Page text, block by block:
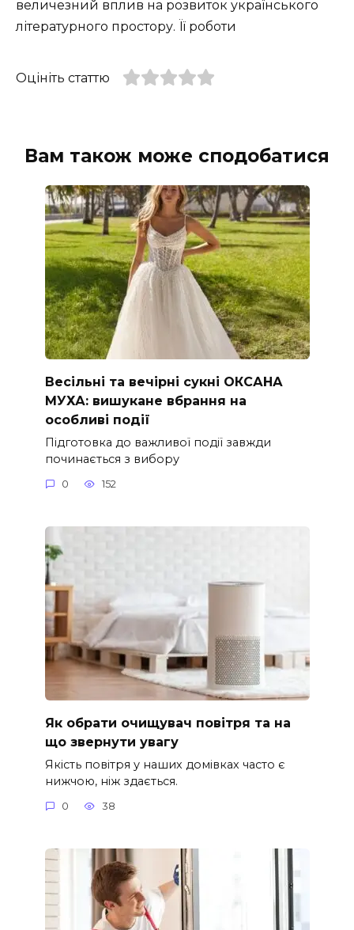
величезний вплив на розвиток українського
літературного простору. Її роботи
Оцініть статтю
Вам також може сподобатися
Весільні та вечірні сукні ОКСАНА
МУХА: вишукане вбрання на
особливі події
Підготовка до важливої події завжди
починається з вибору
0 152
Як обрати очищувач повітря та на
що звернути увагу
Якість повітря у наших домівках часто є
нижчою, ніж здається.
0 38